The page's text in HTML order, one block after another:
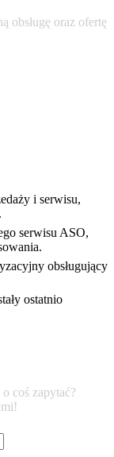
obsługę oraz ofertę
i serwisu,
serwisu ASO,
obsługujący
ostatnio
coś zapytać?